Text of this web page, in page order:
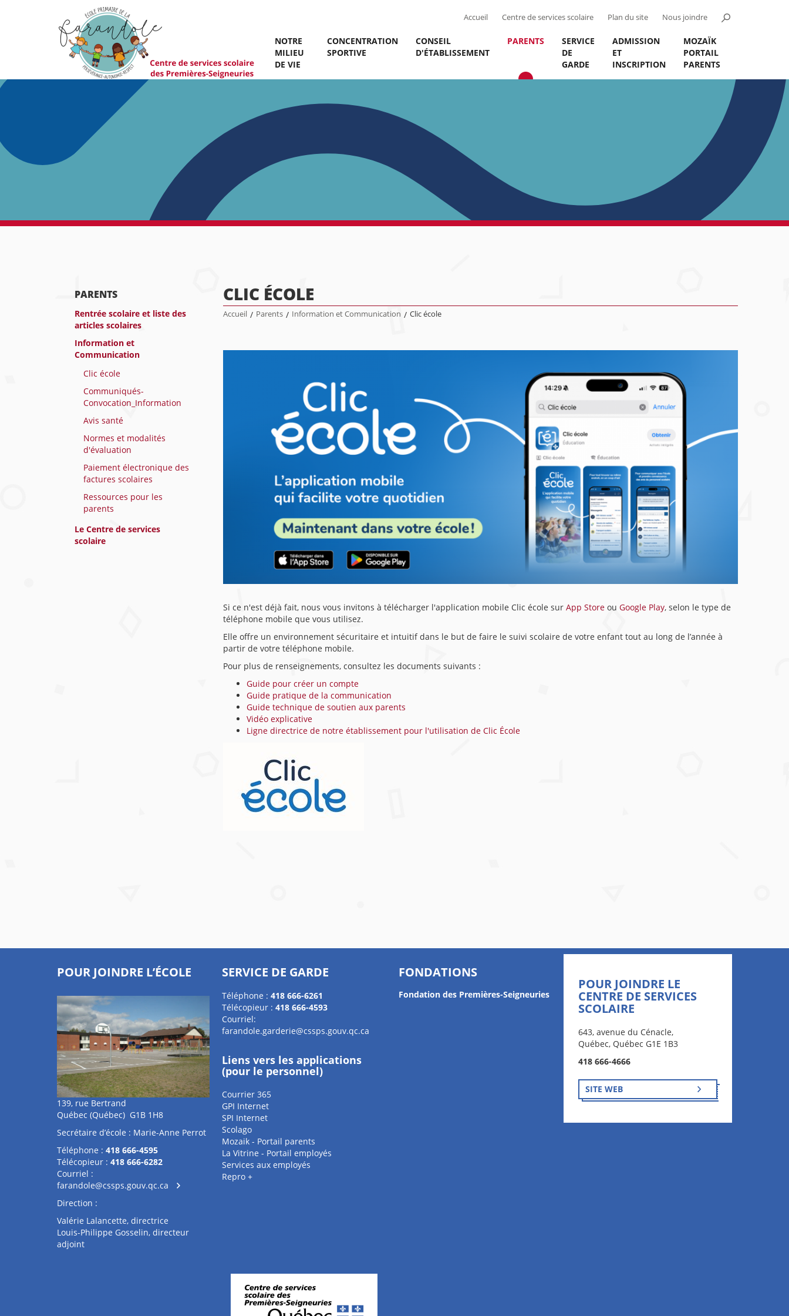
Accueil Centre de services scolaire Plan du site Nous joindre
NOTRE
MILIEU
DE VIE
CONCENTRATION
SPORTIVE
CONSEIL
D'ÉTABLISSEMENT
PARENTS
SERVICE
DE
GARDE
ADMISSION
ET
INSCRIPTION
MOZAÏK
PORTAIL
PARENTS
PARENTS
Rentrée scolaire et liste des
articles scolaires
Information et
Communication
Clic école
Communiqués-
Convocation_Information
Avis santé
Normes et modalités
d'évaluation
Paiement électronique des
factures scolaires
Ressources pour les
parents
Le Centre de services
scolaire
CLIC ÉCOLE
Accueil / Parents / Information et Communication / Clic école
Si ce n'est déjà fait, nous vous invitons à télécharger l'application mobile Clic école sur App Storeou Google Play, selon le type de
téléphone mobile que vous utilisez.
Elle offre un environnement sécuritaire et intuitif dans le but de faire le suivi scolaire de votre enfant tout au long de l’année à
partir de votre téléphone mobile.
Pour plus de renseignements, consultez les documents suivants :
Guide pour créer un compte
Guide pratique de la communication
Guide technique de soutien aux parents
Vidéo explicative
Ligne directrice de notre établissement pour l'utilisation de Clic École
POUR JOINDRE L’ÉCOLE
139, rue Bertrand
Québec (Québec) G1B 1H8
Secrétaire d’école : Marie-Anne Perrot
Téléphone : 418 666-4595
Télécopieur : 418 666-6282
Courriel :
farandole@cssps.gouv.qc.ca
Direction :
Valérie Lalancette, directrice
Louis-Philippe Gosselin, directeur
adjoint
SERVICE DE GARDE
Téléphone : 418 666-6261
Télécopieur : 418 666-4593
Courriel:
farandole.garderie@cssps.gouv.qc.ca
Liens vers les applications
(pour le personnel)
Courrier 365
GPI Internet
SPI Internet
Scolago
Mozaik - Portail parents
La Vitrine - Portail employés
Services aux employés
Repro +
FONDATIONS
Fondation des Premières-Seigneuries
POUR JOINDRE LE
CENTRE DE SERVICES
SCOLAIRE
643, avenue du Cénacle,
Québec, Québec G1E 1B3
418 666-4666
SITE WEB